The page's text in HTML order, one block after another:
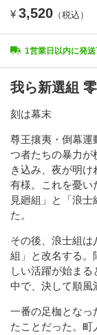
¥ 3,520 （税込）
1営業日以内に発
我ら新選組
刻は幕末
尊王攘夷・倒幕運
つ者たちの暴力が
き込み、夜が明け
有様。これを憂い
見廻組」と「浪
た。
その後、浪士組は
組」と改名する。
しい活躍が始ま
中で、決して順風
一番の足枷となっ
たことだった。町